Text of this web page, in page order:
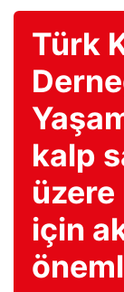
Türk
kalp
üzere
için